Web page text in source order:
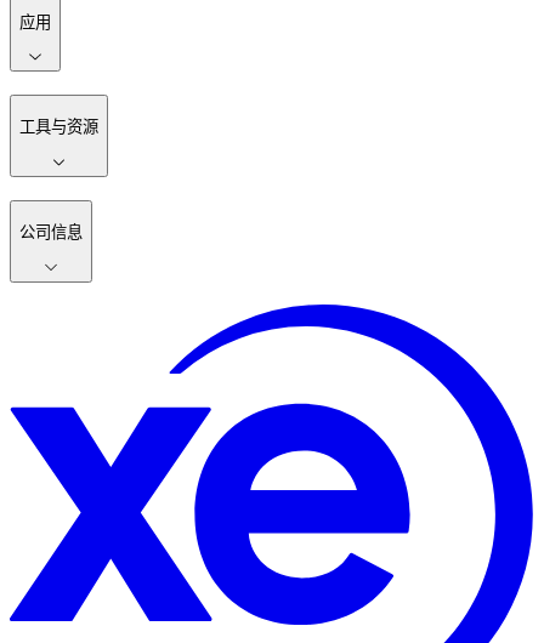
应用
工具与资源
公司信息